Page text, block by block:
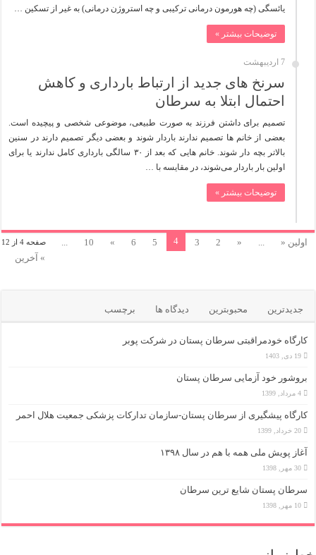
یائسگی (چه هورمون درمانی ترکیبی و چه استروژن درمانی) به غیر از تسکین …
توضیحات بیشتر »
7 اردیبهشت
سرنخ های جدید از ارتباط بارداری و کاهش
احتمال ابتلا به سرطان
تصمیم برای داشتن فرزند به صورت طبیعی، موضوعی شخصی و پیچیده است.
بعضی از خانم ها تصمیم ندارند باردار شوند و بعضی دیگر تصمیم دارند در سنین
بالاتر بچه دار شوند. خانم هایی که بعد از ۳۰ سالگی بارداری کامل ندارند یا برای
اولین بار باردار می‌شوند، در مقایسه با …
توضیحات بیشتر »
صفحه 4 از 12 اولین « ...
«
2
3
4
5
6
»
10
...
» آخرین
جدیدترین محبوبترین دیدگاه ها برچسب
کارگاه خودمراقبتی سرطان پستان در شرکت پوبر
19 دی, 1403
بروشور خود آزمایی سرطان پستان
4 مرداد, 1399
کارگاه پیشگیری از سرطان پستان-سازمان تدارکات پزشکی جمعیت هلال احمر
20 خرداد, 1399
آغاز پویش ملی همه با هم در سال ۱۳۹۸
30 مهر, 1398
سرطان پستان شایع ترین سرطان
10 مهر, 1398